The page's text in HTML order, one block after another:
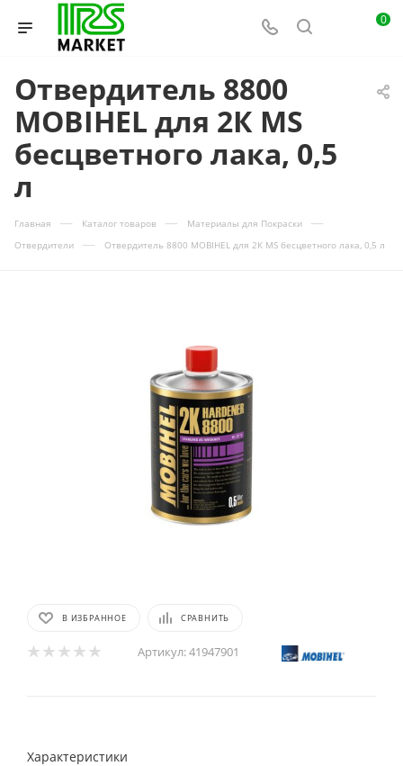
0
Отвердитель 8800
MOBIHEL для 2К MS
бесцветного лака, 0,5
л
Главная — Каталог товаров — Материалы для Покраски —
Отвердители — Отвердитель 8800 MOBIHEL для 2К MS бесцветного лака, 0,5 л
В ИЗБРАННОЕ СРАВНИТЬ
Артикул:41947901
Характеристики